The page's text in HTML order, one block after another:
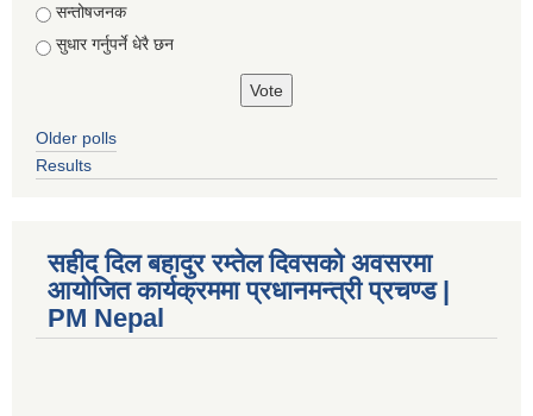
सन्तोषजनक
सुधार गर्नुपर्ने धेरै छन
Older polls
Results
सहीद दिल बहादुर रम्तेल दिवसको अवसरमा
आयोजित कार्यक्रममा प्रधानमन्त्री प्रचण्ड |
PM Nepal